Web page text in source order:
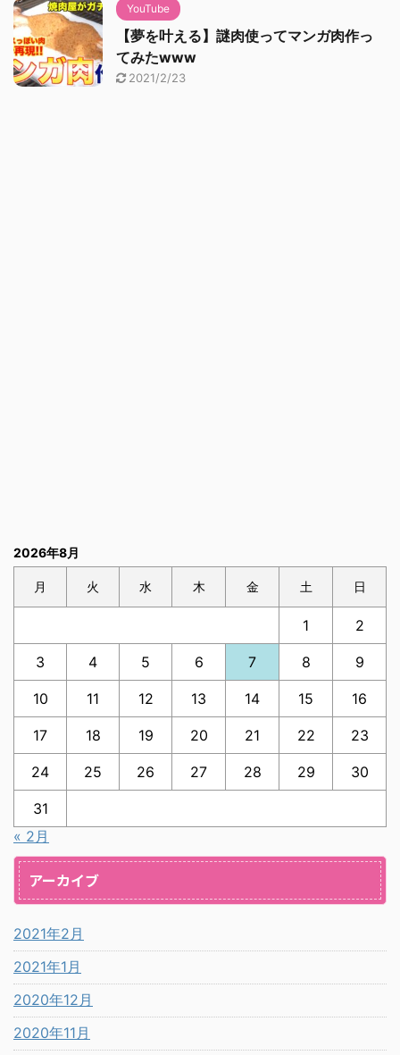
YouTube
【夢を叶える】謎肉使ってマンガ肉作っ
てみたwww
2021/2/23
2026年8月
月 火 水 木 金 土 日
1 2
3 4 5 6 7 8 9
10 11 12 13 14 15 16
17 18 19 20 21 22 23
24 25 26 27 28 29 30
31
« 2月
アーカイブ
2021年2月
2021年1月
2020年12月
2020年11月